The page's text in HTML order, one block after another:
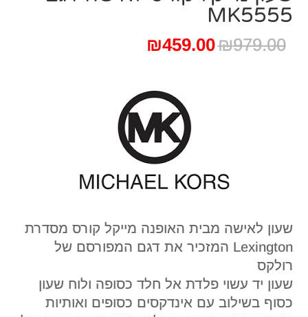
MK5555
₪979.00
המחיר
₪979.00.
₪459.00
₪459.00.
שעון לאישה מבית האופנה מייקל קורס מסדרת
Lexington המזכיר את דגם המפורסם של
רולקס
שעון יד עשוי פלדת אל חלד כסופה ולוח שעון
כסוף בשילוב עם אינדקסים כסופים ואותיות